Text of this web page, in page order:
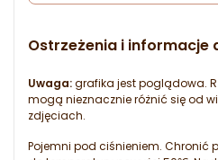
Ostrzeżenia i informacje
Uwaga:grafika jest poglądowa.
mogą nieznacznie różnić się od
zdjęciach.
Pojemni pod ciśnieniem. Chronić